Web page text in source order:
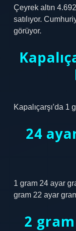
Çeyrek altın
satılıyor.
görüyor.
Kapalıçarşı’da 1
24
1 gram 24 ayar
gram 22 ayar
2